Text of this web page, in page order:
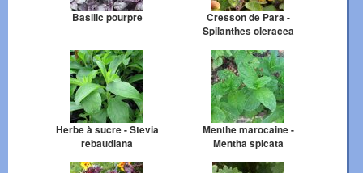
Basilic pourpre
Cresson de Para -
Spilanthes oleracea
Herbe à sucre - Stevia
rebaudiana
Menthe marocaine -
Mentha spicata